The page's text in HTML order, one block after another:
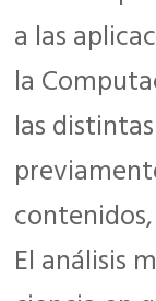
a las
la
las
El análisis